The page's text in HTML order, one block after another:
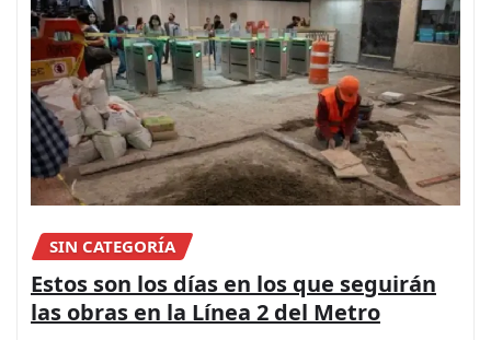
SIN CATEGORÍA
Estos son los días en los que seguirán
las obras en la Línea 2 del Metro